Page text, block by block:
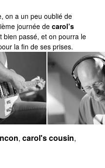
on a un peu oublié de
journée de carol’s
bien passé, et on pourra le
la fin de ses prises.
, carol's cousin,